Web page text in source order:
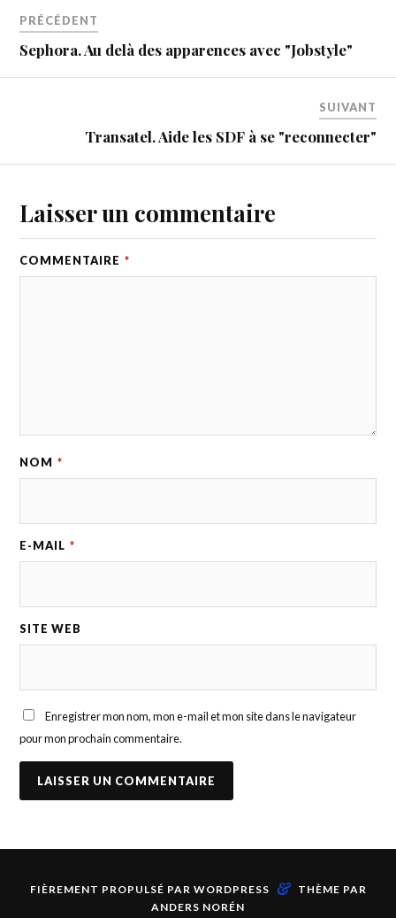
PRÉCÉDENT
Sephora. Au delà des apparences avec "Jobstyle"
SUIVANT
Transatel. Aide les SDF à se "reconnecter"
Laisser un commentaire
COMMENTAIRE *
NOM *
E-MAIL *
SITE WEB
Enregistrer mon nom, mon e-mail et mon site dans le navigateur
pour mon prochain commentaire.
FIÈREMENT PROPULSÉ PAR WORDPRESS &
THÈME PAR
ANDERS NORÉN